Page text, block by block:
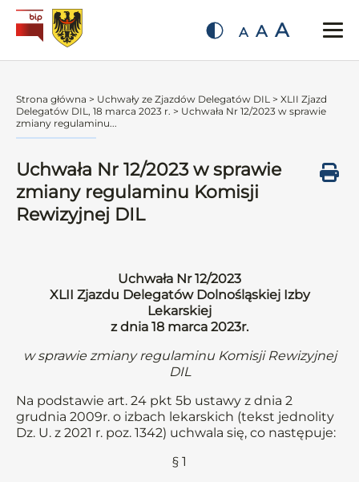
A A A
Strona główna > Uchwały ze Zjazdów Delegatów DIL > XLII Zjazd
Delegatów DIL, 18 marca 2023 r. > Uchwała Nr 12/2023 w sprawie
zmiany regulaminu...
Uchwała Nr 12/2023 w sprawie
zmiany regulaminu Komisji
Rewizyjnej DIL
Uchwała Nr 12/2023
XLII Zjazdu Delegatów Dolnośląskiej Izby
Lekarskiej
z dnia 18 marca 2023r.
w sprawie zmiany regulaminu Komisji Rewizyjnej
DIL
Na podstawie art. 24 pkt 5b ustawy z dnia 2
grudnia 2009r. o izbach lekarskich (tekst jednolity
Dz. U. z 2021 r. poz. 1342) uchwala się, co następuje:
§ 1